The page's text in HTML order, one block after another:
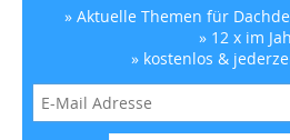
» Aktuelle Themen für
» 12 x im
» kostenlos &